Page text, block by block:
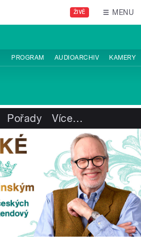
ŽIVĚ MENU
PROGRAM AUDIOARCHIV KAMERY
Pořady Více…